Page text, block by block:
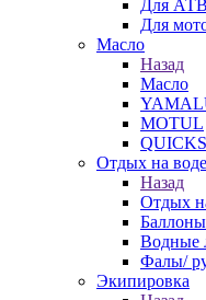
Для АТВ
Для
Масло
Назад
Масло
MOTUL
Отдых на воде
Назад
Отдых
Водные
Фалы/
Экипировка